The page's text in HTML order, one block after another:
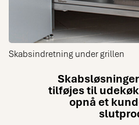
Skabsindretning under grillen
tilføjes til
opnå et